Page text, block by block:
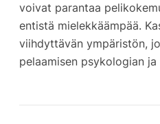
voivat parantaa
entistä mielekkäämpää.
viihdyttävän ympäristön,
pelaamisen psykologian